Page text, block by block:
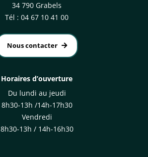
34 790 Grabels
Tél : 04 67 10 41 00
Nous contacter
Horaires d’ouverture
Du lundi au jeudi
8h30-13h /14h-17h30
Vendredi
8h30-13h / 14h-16h30